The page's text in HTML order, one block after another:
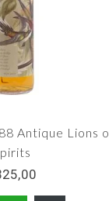
Antique Lions